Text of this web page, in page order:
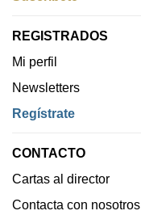
REGISTRADOS
Mi perfil
Newsletters
Regístrate
CONTACTO
Cartas al director
Contacta con nosotros